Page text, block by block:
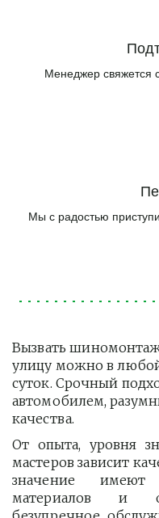
Менеджер свяжется
Мы с радостью
Вызвать
улицу можно в
суток. Срочный
автомобилем,
качества.
От опыта, уровня
мастеров зависит
значение имеют
материалов и